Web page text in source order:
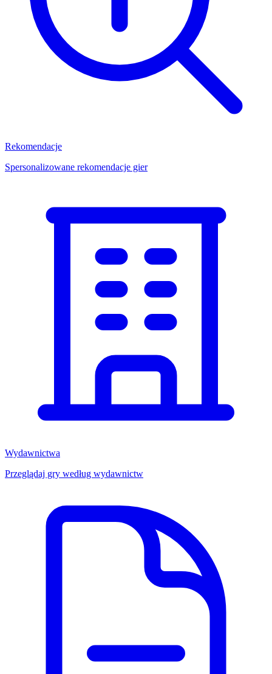
Rekomendacje
Spersonalizowane rekomendacje gier
Wydawnictwa
Przeglądaj gry według wydawnictw